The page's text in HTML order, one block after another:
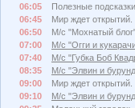
06:05
Полезные подсказки.
06:45
Мир ждет открытий.
06:50
М/с "Мохнатый
07:00
М/с "Огги и
07:40
М/с "Губка Боб
08:35
М/с "Элвин и
09:00
Мир ждет открытий.
09:10
М/с "Элвин и